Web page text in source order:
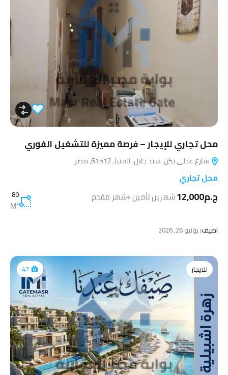
محل تجاري للإيجار – فرصة مميزة للتشغيل الفوري
شارع عدلى يكن, سيد جلال, المنيا, 61512, مصر
محل تجاري
ج.م12,000 شهرين تأمين +شهر مقدم 80
M²
اضيف:يونيو 26, 2026
للايجار 47